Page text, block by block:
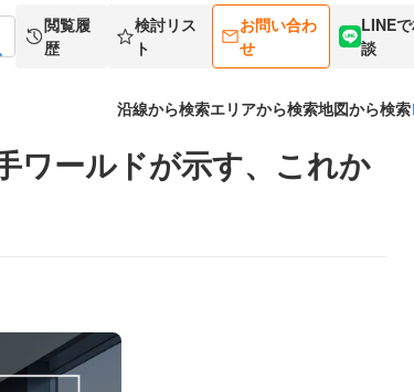
閲覧履
歴
検討リス
ト
お問い合わ
せ
LINE
談
沿線から検索エリアから検索地図から検索
ワールドが示す、これか